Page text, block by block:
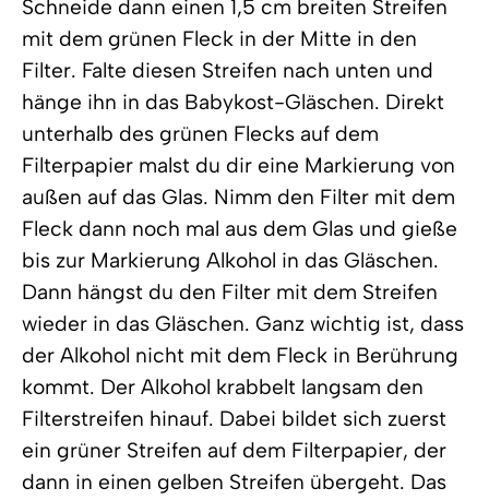
Schneide dann einen 1,5 cm breiten Streifen
mit dem grünen Fleck in der Mitte in den
Filter. Falte diesen Streifen nach unten und
hänge ihn in das Babykost-Gläschen. Direkt
unterhalb des grünen Flecks auf dem
Filterpapier malst du dir eine Markierung von
außen auf das Glas. Nimm den Filter mit dem
Fleck dann noch mal aus dem Glas und gieße
bis zur Markierung Alkohol in das Gläschen.
Dann hängst du den Filter mit dem Streifen
wieder in das Gläschen. Ganz wichtig ist, dass
der Alkohol nicht mit dem Fleck in Berührung
kommt. Der Alkohol krabbelt langsam den
Filterstreifen hinauf. Dabei bildet sich zuerst
ein grüner Streifen auf dem Filterpapier, der
dann in einen gelben Streifen übergeht. Das